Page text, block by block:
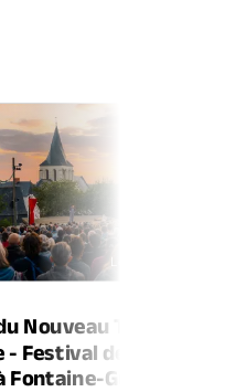
Nouveau Théâtre
- Festival de théâtre en
Fontaine-Guérin